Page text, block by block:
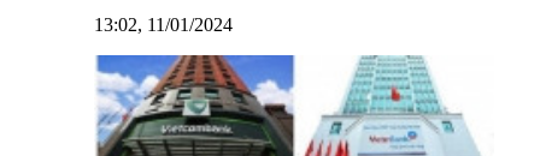
13:02, 11/01/2024